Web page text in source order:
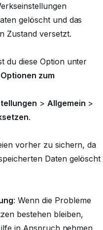
gelöscht und das
Zustand versetzt.
du diese Option unter
Optionen zum
> Allgemein >
.
vorher zu sichern, da
Daten gelöscht
: Wenn die Probleme
bestehen bleiben,
in Anspruch nehmen.